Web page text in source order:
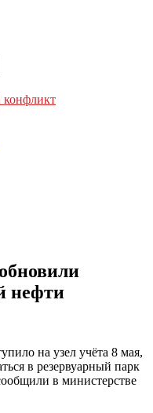
конфликт
нефти
на узел учёта 8 мая,
в резервуарный парк
в министерстве